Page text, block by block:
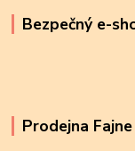
Bezpečný e-
Prodejna